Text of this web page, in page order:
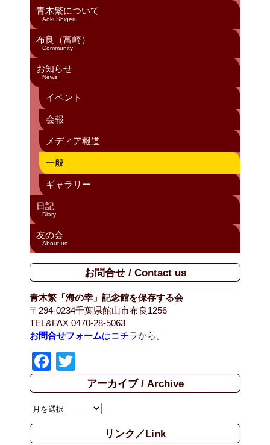
青木繁について
Aoki Shigeru
布良（富崎）
Community
お知らせ
News
イベント
会報
メディア報道
一般
ギャラリー
日記
Diary
友の会
About us
お問合せ / Contact us
青木繁「海の幸」記念館を保存する会
〒294-0234千葉県館山市布良1256
TEL&FAX 0470-28-5063
お問合せフォームはコチラから。
F
a
c
e
b
wi
tt
er
アーカイブ / Archive
ア
リンク／Link